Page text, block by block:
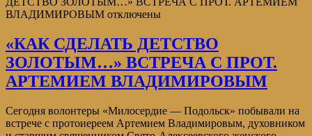
ВЛАДИМИРОВЫМ отключены
«КАК СДЕЛАТЬ ДЕТСТВО
ЗОЛОТЫМ…» ВСТРЕЧА С ПРОТ.
АРТЕМИЕМ ВЛАДИМИРОВЫМ
Сегодня волонтеры «Милосердие — Подольск» побывали на
встрече с протоиереем Артемием Владимировым, духовником